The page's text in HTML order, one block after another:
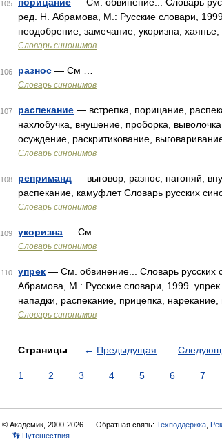
105
ред. Н. Абрамова, М.: Русские словари,
неодобрение; замечание, укоризна,
Словарь синонимов
106 разнос — См …
Словарь синонимов
107 распекание — встрепка, порицание,
нахлобучка, внушение, проборка,
осуждение, раскритикование,
Словарь синонимов
108 реприманд — выговор, разнос, нагоняй,
распекание, камуфлет Словарь русских
Словарь синонимов
109 укоризна — См …
Словарь синонимов
110 упрек — См. обвинение... Словарь русских
Абрамова, М.: Русские словари, 1999. упрек
нападки, распекание, прицепка,
Словарь синонимов
Страницы ← Предыдущая
1 2 3 4 5 6 7
© Академик, 2000-2026 Обратная связь: Техподдержка
👣 Путешествия